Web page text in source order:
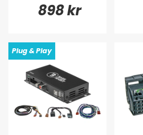
898 kr
Plug & Play